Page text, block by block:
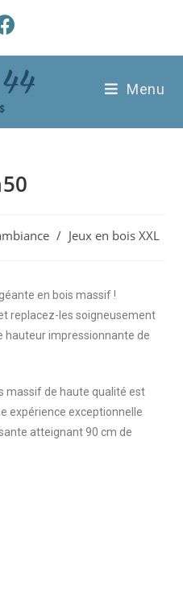
Menu
/ Jeux en bois XXL
en bois massif !
replacez-les soigneusement
hauteur impressionnante de
massif de haute qualité est
expérience exceptionnelle
atteignant 90 cm de